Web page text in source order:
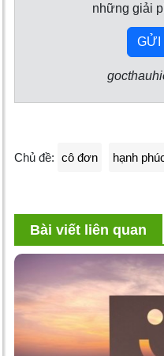
những giải
GỬI
Chủ đề: cô đơn hạnh
Bài viết liên quan